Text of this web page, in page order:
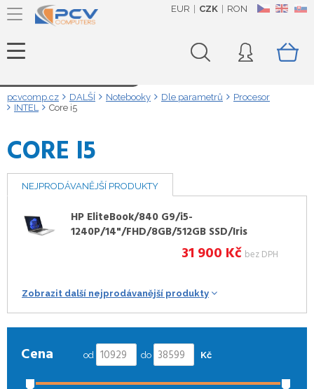
CZ EN SK
EUR CZK RON
pcvcomp.cz DALŠÍ Notebooky Dle parametrů
Procesor
INTEL
Core i5
CORE I5
NEJPRODÁVANĚJŠÍ PRODUKTY
HP EliteBook/840 G9/i5-
1240P/14"/FHD/8GB/512GB SSD/Iris
Xe/W11P down/Silver/3RNBD
31 900 Kč bez DPH
Zobrazit další nejprodávanější produkty
Cena od do Kč